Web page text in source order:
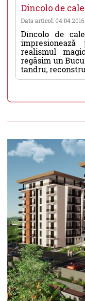
Dincolo de
Data articol:
Dincolo de
realismul
regăsim un
tandru,